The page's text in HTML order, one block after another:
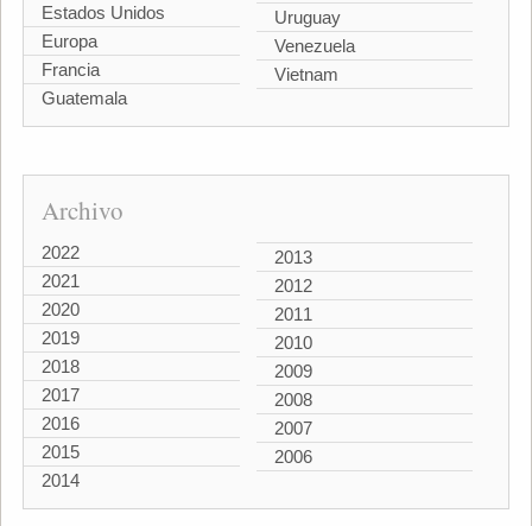
Estados Unidos
Europa
Francia
Guatemala
Uruguay
Venezuela
Vietnam
Archivo
2022
2021
2020
2019
2018
2017
2016
2015
2014
2013
2012
2011
2010
2009
2008
2007
2006